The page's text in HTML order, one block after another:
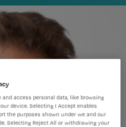
and access personal data, like browsing
device. Selecting I Accept enables
the purposes shown under we and our
Selecting Reject All or withdrawing your